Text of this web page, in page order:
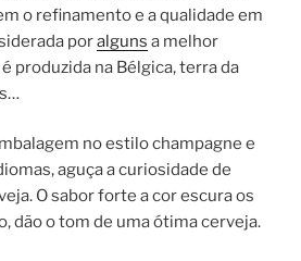
o refinamento e a qualidade em
poralguns a melhor
produzida na Bélgica, terra da
no estilo champagne e
aguça a curiosidade de
O sabor forte a cor escura os
dão o tom de uma ótima cerveja.